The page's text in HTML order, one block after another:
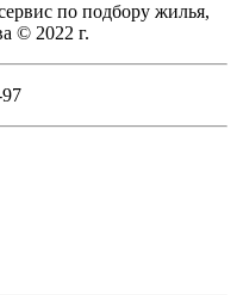
по подбору жилья,
© 2022 г.